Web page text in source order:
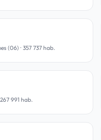
(06) · 357 737 hab.
991 hab.